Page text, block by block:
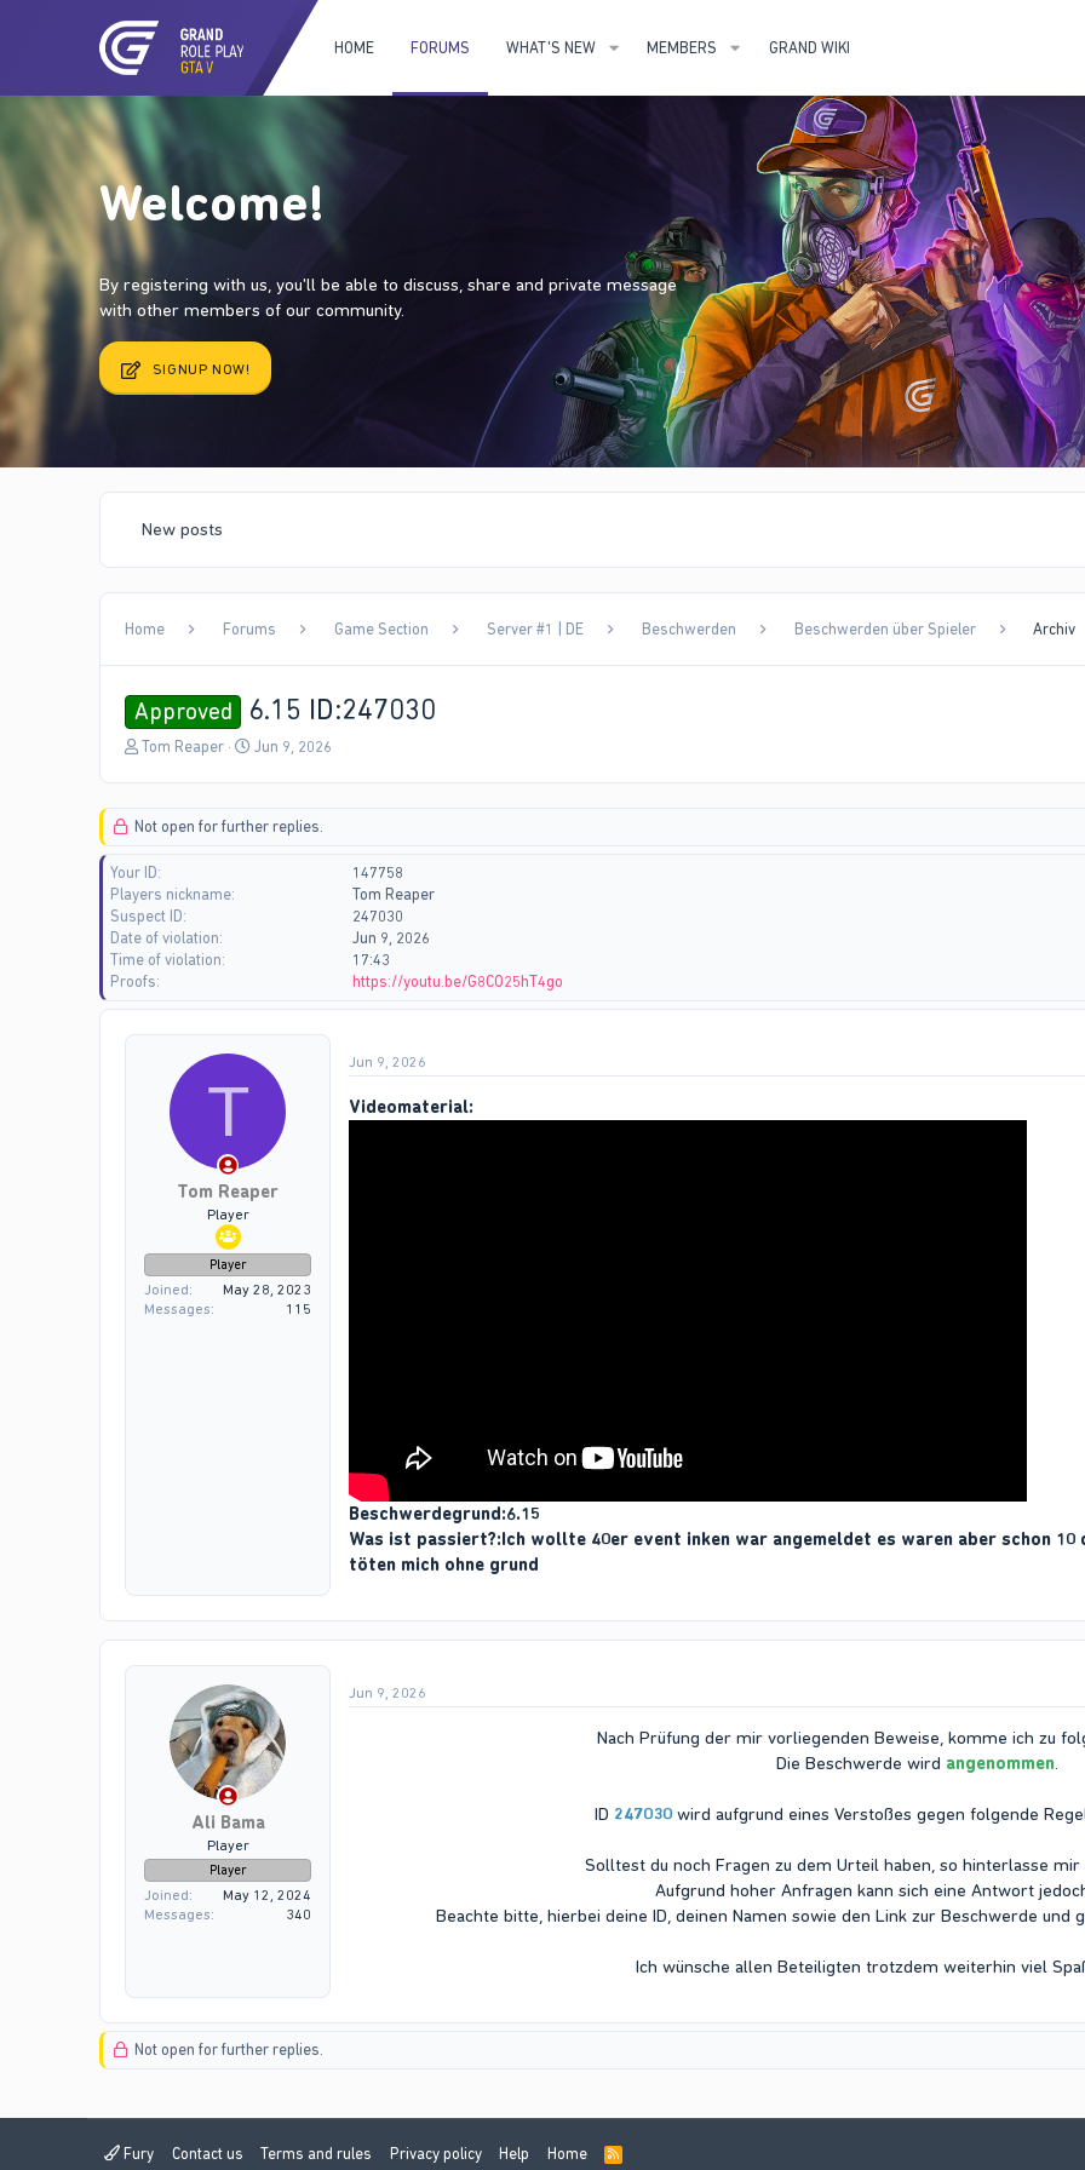
HOME FORUMS WHAT'S NEW MEMBERS GRAND WIKI
Welcome!
By registering with us, you'll be able to discuss, share and private message
with other members of our community.
SIGNUP NOW!
New posts
Home Forums Game Section Server #1 | DE Beschwerden Beschwerden über Spieler Archiv
Approved 6.15 ID:247030
T
a
s
t
a
r
t
e
r
Tom Reaper
S
t
Jun 9, 2026
Not open for further replies.
Your ID
147758
Players nickname
Tom Reaper
Suspect ID
247030
Date of violation
Jun 9, 2026
Time of violation
17:43
Proofs
https://youtu.be/G8CO25hT4go
T
Tom Reaper
Player
Player
Joined
May 28, 2023
Messages
115
Jun 9, 2026
Videomaterial:
Beschwerdegrund:6.15
Was ist passiert?:Ich wollte 40er event inken war angemeldet es waren aber schon 10
töten mich ohne grund
Ali Bama
Player
Player
Joined
May 12, 2024
Messages
340
Jun 9, 2026
Nach Prüfung der mir vorliegenden Beweise, komme ich zu
Die Beschwerde wird angenommen.
ID 247030 wird aufgrund eines Verstoßes gegen folgende
Solltest du noch Fragen zu dem Urteil haben, so hinterlasse
Aufgrund hoher Anfragen kann sich eine Antwort
Beachte bitte, hierbei deine ID, deinen Namen sowie den Link zur Beschwerde und
Ich wünsche allen Beteiligten trotzdem weiterhin viel
Not open for further replies.
Fury Contact us Terms and rules Privacy policy Help Home
R